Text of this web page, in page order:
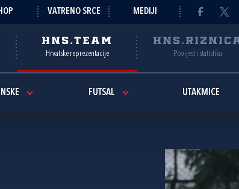
VATRENO SRCE MEDIJI
HNS.TEAM
Hrvatske reprezentacije Povijest i statistika
FUTSAL UTAKMICE